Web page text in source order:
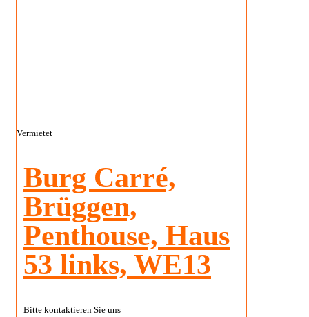
Vermietet
Burg Carré,
Brüggen,
Penthouse, Haus
53 links, WE13
Bitte kontaktieren Sie uns